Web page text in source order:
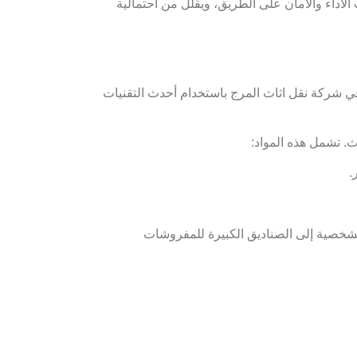
والأمان على الطريق، ويقلل من احتمالية
شركة نقل اثاث المرج باستخدام أحدث التقنيات
تشمل هذه المواد:
إلى الصناديق الكبيرة للمفروشات